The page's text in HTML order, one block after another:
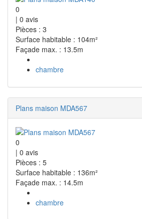
0
| 0 avis
Pièces : 3
Surface habitable : 104m²
Façade max. : 13.5m
chambre
Plans maison MDA567
0
| 0 avis
Pièces : 5
Surface habitable : 136m²
Façade max. : 14.5m
chambre